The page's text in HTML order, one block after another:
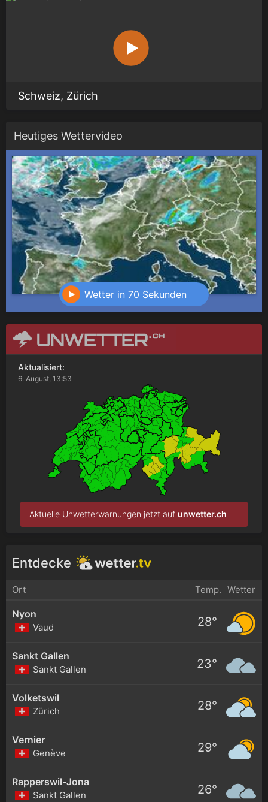
Schweiz, Zürich
Heutiges Wettervideo
Wetter in 70 Sekunden
Aktualisiert:
6. August, 13:53
Aktuelle Unwetterwarnungen jetzt auf unwetter.ch
Entdecke
Ort Temp. Wetter
Nyon
Vaud 28°
Sankt Gallen
Sankt Gallen 23°
Volketswil
Zürich 28°
Vernier
Genève 29°
Rapperswil-Jona
Sankt Gallen 26°